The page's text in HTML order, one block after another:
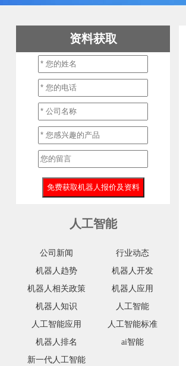
资料获取
人工智能
公司新闻
行业动态
机器人趋势
机器人开发
机器人相关政策
机器人应用
机器人知识
人工智能
人工智能应用
人工智能标准
机器人排名
ai智能
新一代人工智能